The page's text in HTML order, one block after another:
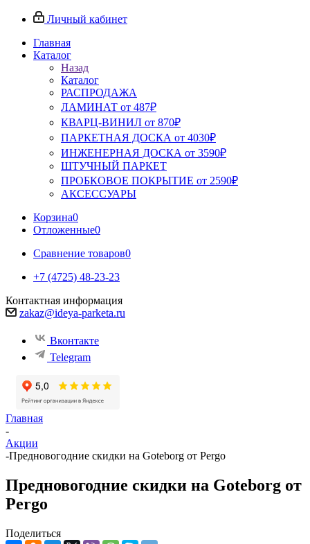
Личный кабинет
Главная
Каталог
Назад
Каталог
РАСПРОДАЖА
ЛАМИНАТ от 487₽
КВАРЦ-ВИНИЛ от 870₽
ПАРКЕТНАЯ ДОСКА от 4030₽
ИНЖЕНЕРНАЯ ДОСКА от 3590₽
ШТУЧНЫЙ ПАРКЕТ
ПРОБКОВОЕ ПОКРЫТИЕ от 2590₽
АКСЕССУАРЫ
Корзина0
Отложенные0
Сравнение товаров0
+7 (4725) 48-23-23
Контактная информация
zakaz@ideya-parketa.ru
Вконтакте
Telegram
Главная
-
Акции
-Предновогодние скидки на Goteborg от Pergo
Предновогодние скидки на Goteborg от
Pergo
Поделиться